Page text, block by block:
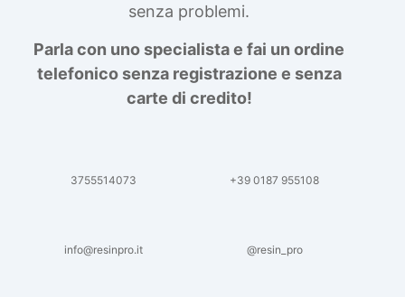
senza problemi.
Parla con uno specialista e fai un ordine
telefonico senza registrazione e senza
carte di credito!
3755514073 +39 0187 955108
info@resinpro.it @resin_pro